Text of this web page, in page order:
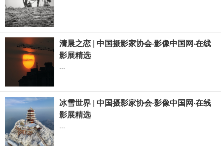
清晨之恋 | 中国摄影家协会·影像中国网·在线
影展精选
...
冰雪世界 | 中国摄影家协会·影像中国网·在线
影展精选
...